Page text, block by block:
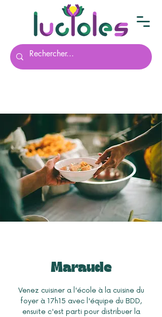
Maraude
Venez cuisiner a l'école à la cuisine du
foyer à 17h15 avec l'équipe du BDD,
ensuite c'est parti pour distribuer la